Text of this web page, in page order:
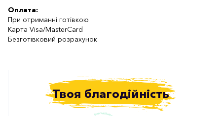
Оплата:
При отриманні готівкою
Карта Visa/MasterCard
Безготівковий розрахунок
Твоя благодійність